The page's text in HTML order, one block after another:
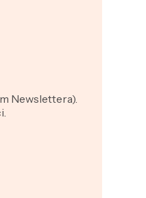
Newslettera).